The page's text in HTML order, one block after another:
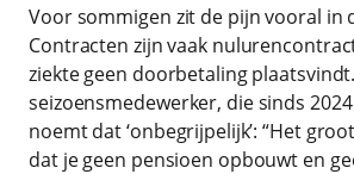
Voor sommigen zit de pijn vooral in
Contracten zijn vaak
ziekte geen doorbetaling
seizoensmedewerker, die sinds
noemt dat ‘onbegrijpelijk’: “Het
dat je geen pensioen opbouwt en